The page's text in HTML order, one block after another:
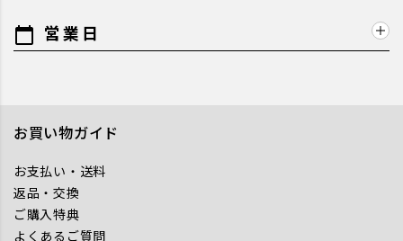
calendar_today 営業日
お買い物ガイド
お支払い・送料
返品・交換
ご購入特典
よくあるご質問